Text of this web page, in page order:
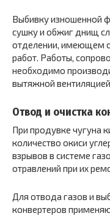
Выбивку изношенной
сушку и обжиг днищ
отделении, имеющем
работ. Работы,
необходимо
вытяжной вентиляцией
Отвод и очистка
При продувке чугуна
количество окиси
взрывов в системе
отравлений при их
Для отвода газов и
конвертеров